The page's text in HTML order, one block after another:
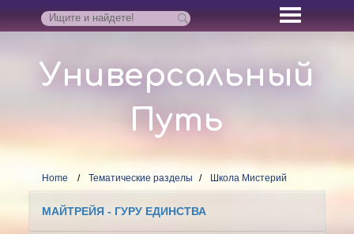
Универсальный
Путь
Home Тематические разделы Школа Мистерий
МАЙТРЕЙЯ - ГУРУ ЕДИНСТВА